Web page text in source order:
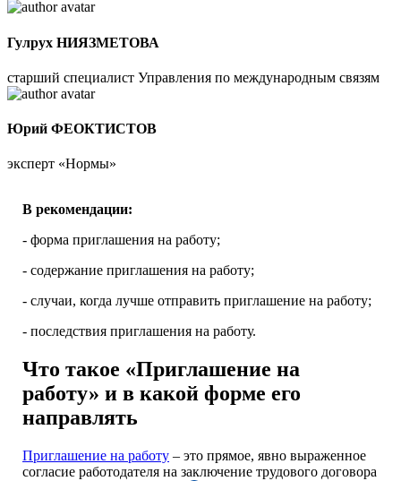
Гулрух НИЯЗМЕТОВА
старший специалист Управления по международным связям
Юрий ФЕОКТИСТОВ
эксперт «Нормы»
В рекомендации:
- форма приглашения на работу;
- содержание приглашения на работу;
- случаи, когда лучше отправить приглашение на работу;
- последствия приглашения на работу.
Что такое «Приглашение на
работу» и в какой форме его
направлять
Приглашение на работу – это прямое, явно выраженное
согласие работодателя на заключение трудового договора